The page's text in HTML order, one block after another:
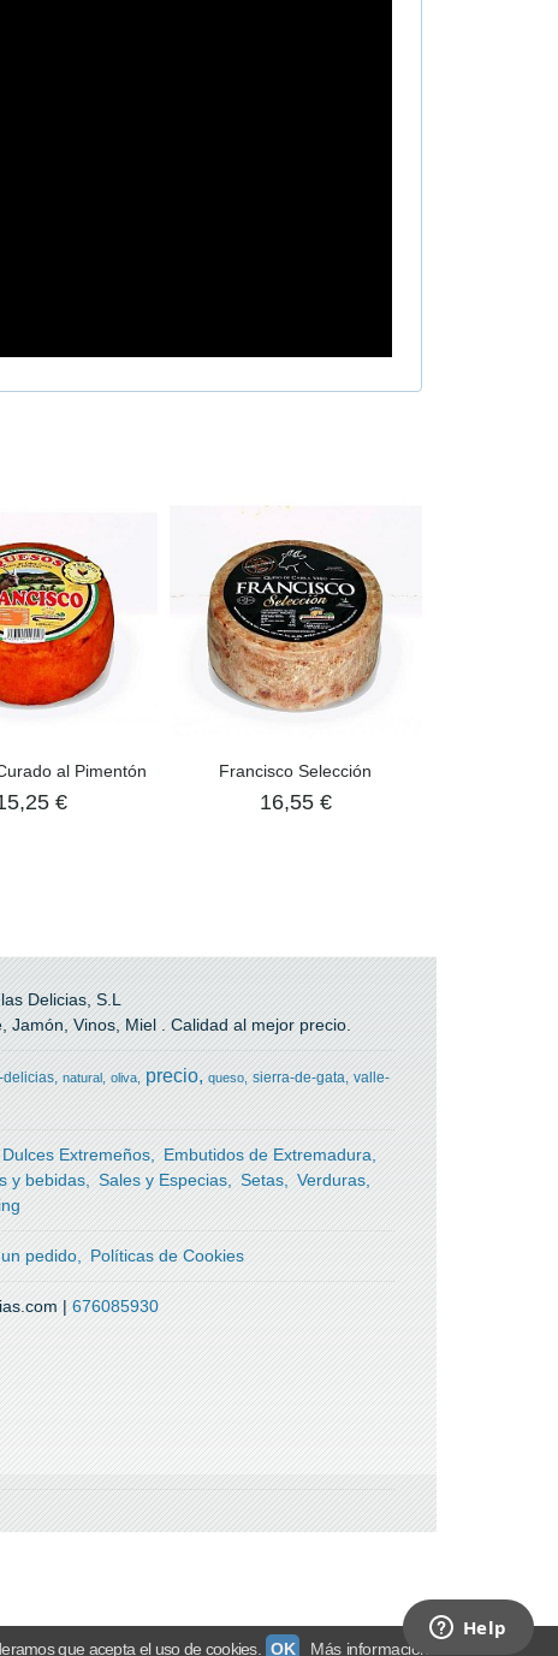
al Pimentón
€
Francisco Selección
16,55 €
Delicias, S.L
Vinos, Miel . Calidad al mejor precio.
delicias natural oliva precio queso sierra-de-gata valle-
Dulces Extremeños
Embutidos de Extremadura
y bebidas Sales y Especias Setas
Verduras
pedido Políticas de Cookies
|676085930
que acepta el uso de cookies. OK Más información